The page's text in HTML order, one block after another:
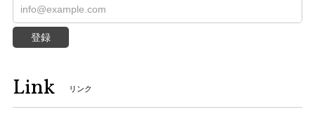
登録
Link リンク